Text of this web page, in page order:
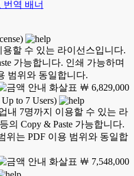
할 수 있는 라이선스입니다.
가능합니다. 인쇄 가능하며
범위와 동일합니다.
￦ 6,829,000
to 7 Users)
내 7명까지 이용할 수 있는 라
의 Copy & Paste 가능합니다.
위는 PDF 이용 범위와 동일합
￦ 7,548,000